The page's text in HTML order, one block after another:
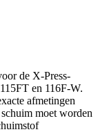
de X-Press-
en 116F-W.
afmetingen
moet worden